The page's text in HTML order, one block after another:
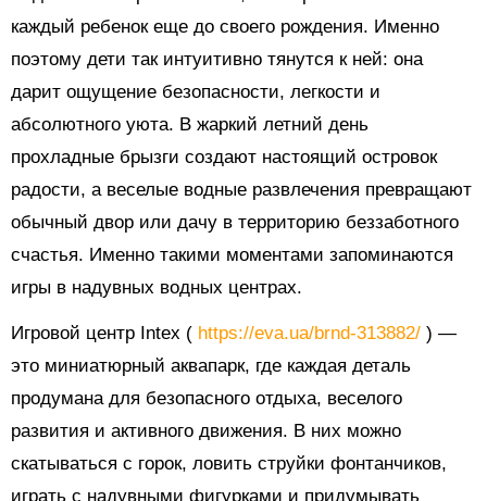
каждый ребенок еще до своего рождения. Именно
поэтому дети так интуитивно тянутся к ней: она
дарит ощущение безопасности, легкости и
абсолютного уюта. В жаркий летний день
прохладные брызги создают настоящий островок
радости, а веселые водные развлечения превращают
обычный двор или дачу в территорию беззаботного
счастья. Именно такими моментами запоминаются
игры в надувных водных центрах.
Игровой центр Intex ( https://eva.ua/brnd-313882/ ) —
это миниатюрный аквапарк, где каждая деталь
продумана для безопасного отдыха, веселого
развития и активного движения. В них можно
скатываться с горок, ловить струйки фонтанчиков,
играть с надувными фигурками и придумывать